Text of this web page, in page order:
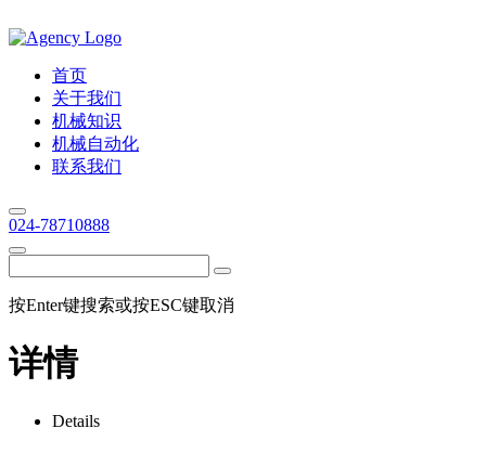
首页
关于我们
机械知识
机械自动化
联系我们
024-78710888
按Enter键搜索或按ESC键取消
详情
Details